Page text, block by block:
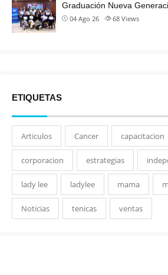
Graduación Nueva
04 Ago 26 68 Views
ETIQUETAS
Articulos Cancer capacitacion
corporacion estrategias
lady lee ladylee mama
Noticias tenicas ventas